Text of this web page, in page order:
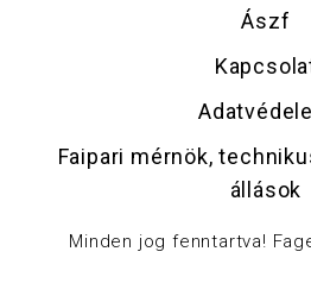
Ászf
Faipari mérnök,
állások
Minden jog fenntartva!